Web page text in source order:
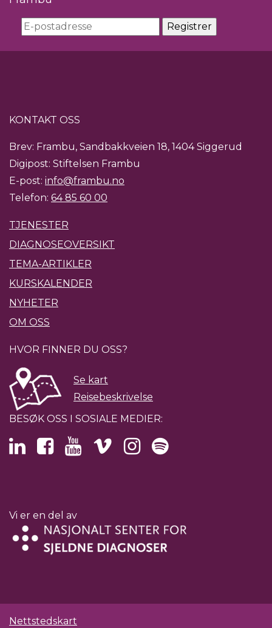
KONTAKT OSS
Brev: Frambu, Sandbakkveien 18, 1404 Siggerud
Digipost: Stiftelsen Frambu
E-post: info@frambu.no
Telefon: 64 85 60 00
TJENESTER
DIAGNOSEOVERSIKT
TEMA-ARTIKLER
KURSKALENDER
NYHETER
OM OSS
HVOR FINNER DU OSS?
Se kart
Reisebeskrivelse
BESØK OSS I SOSIALE MEDIER:
Vi er en del av
Nettstedskart